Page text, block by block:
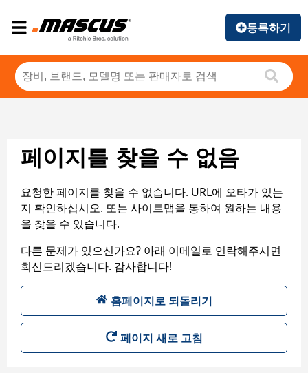
등록하기
페이지를 찾을 수 없음
요청한 페이지를 찾을 수 없습니다. URL에 오타가 있는
지 확인하십시오. 또는 사이트맵을 통하여 원하는 내용
을 찾을 수 있습니다.
다른 문제가 있으신가요? 아래 이메일로 연락해주시면
회신드리겠습니다. 감사합니다!
홈페이지로 되돌리기
페이지 새로 고침